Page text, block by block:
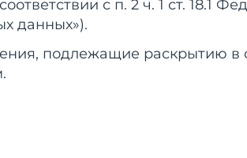
с п. 2 ч. 1 ст.
данных»).
подлежащие раскрытию в